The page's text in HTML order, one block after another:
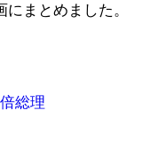
まとめました。
総理